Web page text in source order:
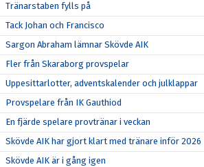
Tränarstaben fylls på
Tack Johan och Francisco
Sargon Abraham lämnar Skövde AIK
Fler från Skaraborg provspelar
Uppesittarlotter, adventskalender och julklappar
Provspelare från IK Gauthiod
En fjärde spelare provtränar i veckan
Skövde AIK har gjort klart med tränare inför 2026
Skövde AIK är i gång igen